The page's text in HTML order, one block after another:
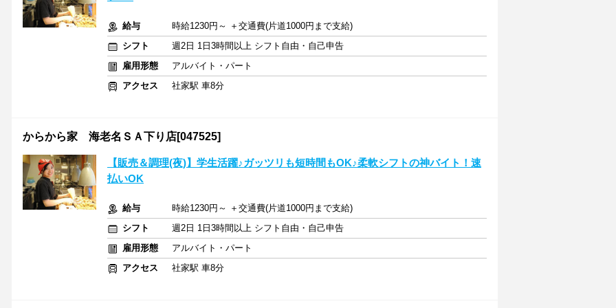
給与
時給1230円～ ＋交通費(片道1000円まで支給)
シフト
週2日 1日3時間以上 シフト自由・自己申告
雇用形態
アルバイト・パート
アクセス
社家駅 車8分
からから家 海老名ＳＡ下り店[047525]
【販売＆調理(夜)】学生活躍♪ガッツリも短時間もOK♪柔軟シフトの神バイト！速
払いOK
給与
時給1230円～ ＋交通費(片道1000円まで支給)
シフト
週2日 1日3時間以上 シフト自由・自己申告
雇用形態
アルバイト・パート
アクセス
社家駅 車8分